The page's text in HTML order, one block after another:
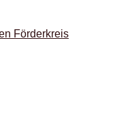
Förderkreis